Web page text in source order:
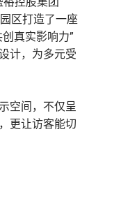
区打造了一座
真实影响力”
计，为多元受
空间，不仅呈
更让访客能切